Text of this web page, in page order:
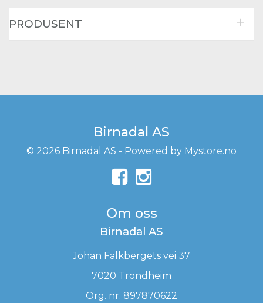
PRODUSENT
Birnadal AS
© 2026 Birnadal AS - Powered by Mystore.no
Om oss
Birnadal AS
Johan Falkbergets vei 37
7020 Trondheim
Org. nr. 897870622